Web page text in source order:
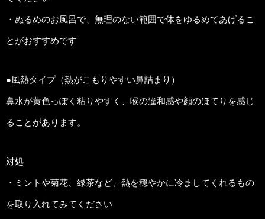
・ぬるめのお風呂で、無理のない範囲で体をゆるめてあげるこ
とがおすすめです
●風熱タイプ（熱がこもりやすい鼻詰まり）
鼻水が黄色っぽく粘りやすく、喉の違和感や顔のほてりを感じ
ることがあります。
対処
・ミントや菊花、緑茶など、熱を穏やかに冷ましてくれるもの
を取り入れてみてください